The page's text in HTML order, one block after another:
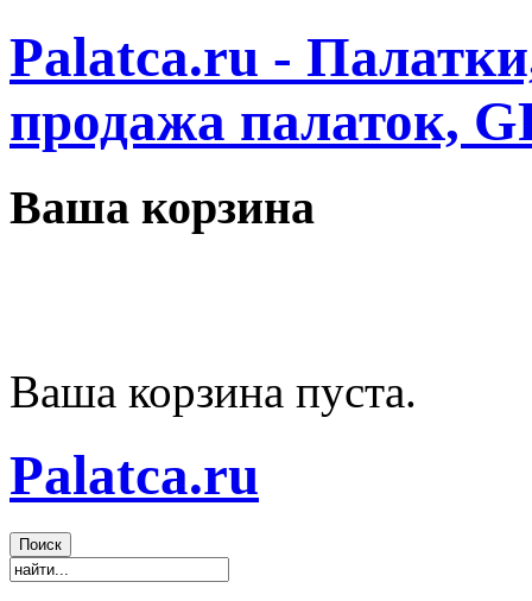
Palatca.ru -
продажа палаток,
Ваша корзина
Ваша корзина пуста.
Palatca.ru